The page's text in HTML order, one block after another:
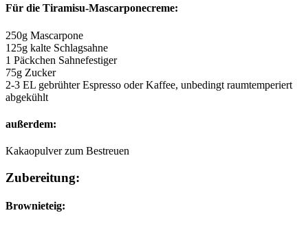
Für die Tiramisu-Mascarponecreme:
250g Mascarpone
125g kalte Schlagsahne
1 Päckchen Sahnefestiger
75g Zucker
2-3 EL gebrühter Espresso oder Kaffee, unbedingt raumtemperiert
abgekühlt
außerdem:
Kakaopulver zum Bestreuen
Zubereitung:
Brownieteig: